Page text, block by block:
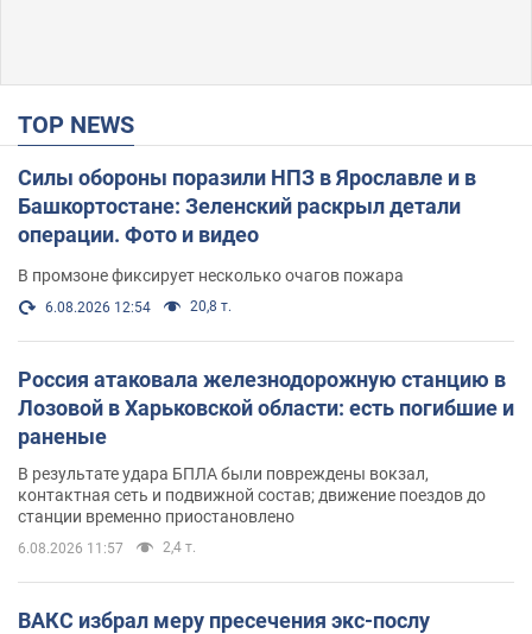
TOP NEWS
Силы обороны поразили НПЗ в Ярославле и в
Башкортостане: Зеленский раскрыл детали
операции. Фото и видео
В промзоне фиксирует несколько очагов пожара
6.08.2026 12:54 20,8 т.
Россия атаковала железнодорожную станцию в
Лозовой в Харьковской области: есть погибшие и
раненые
В результате удара БПЛА были повреждены вокзал,
контактная сеть и подвижной состав; движение поездов до
станции временно приостановлено
6.08.2026 11:57 2,4 т.
ВАКС избрал меру пресечения экс-послу